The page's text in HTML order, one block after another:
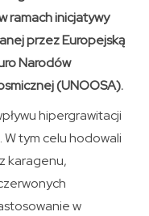
ramach inicjatywy
przez Europejską
Narodów
(UNOOSA).
hipergrawitacji
tym celu hodowali
karagenu,
w